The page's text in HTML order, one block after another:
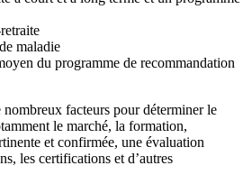
maladie
du programme de recommandation
facteurs pour déterminer le
le marché, la formation,
et confirmée, une évaluation
les certifications et d’autres